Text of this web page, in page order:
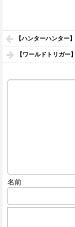
【ハンターハンター
【ワールドトリガー
名前